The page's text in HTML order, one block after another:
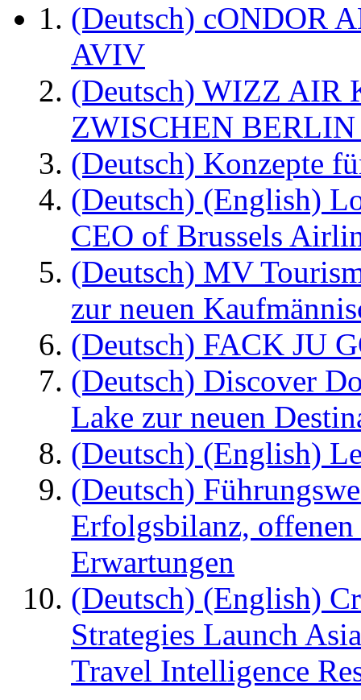
(Deutsch) cONDOR
AVIV
(Deutsch) WIZZ AIR
ZWISCHEN
(Deutsch) Konzepte
(Deutsch) (English)
CEO of Brussels
(Deutsch) MV
zur neuen
(Deutsch) FACK JU
(Deutsch) Discover
Lake zur neuen
(Deutsch) (English)
(Deutsch)
Erfolgsbilanz,
Erwartungen
(Deutsch) (English)
Strategies Launch
Travel Intelligence